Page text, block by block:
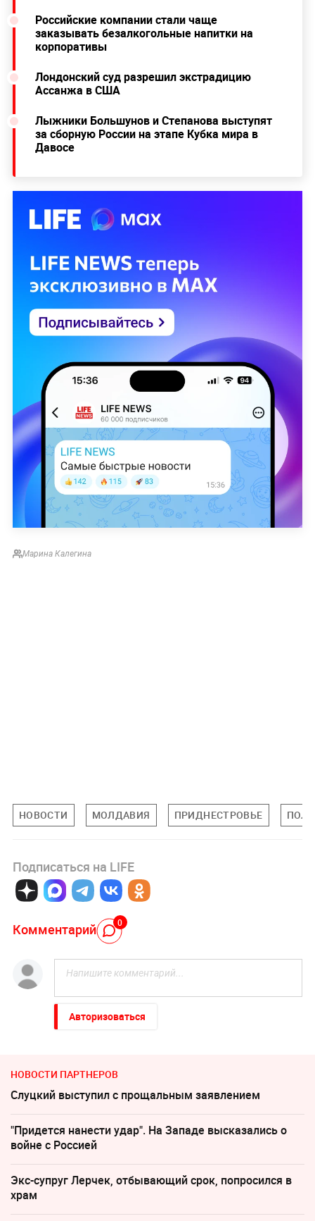
Российские компании стали чаще
заказывать безалкогольные напитки на
корпоративы
Лондонский суд разрешил экстрадицию
Ассанжа в США
Лыжники Большунов и Степанова выступят
за сборную России на этапе Кубка мира в
Давосе
Марина Калегина
НОВОСТИ МОЛДАВИЯ ПРИДНЕСТРОВЬЕ
Подписаться на LIFE
Комментарий 0
Авторизоваться
НОВОСТИ ПАРТНЕРОВ
Слуцкий выступил с прощальным заявлением
"Придется нанести удар". На Западе высказались о
войне с Россией
Экс-супруг Лерчек, отбывающий срок, попросился в
храм